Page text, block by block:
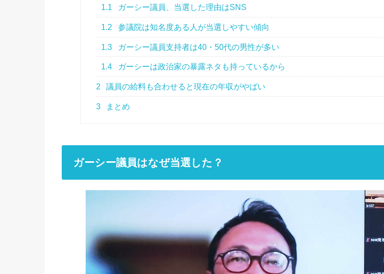
1.1 ガーシー議員、当選した理由はSNS
1.2 参議院は知名度ある人が当選しやすい傾向
1.3 ガーシー議員支持者は40・50代の男性が多い
1.4 ガーシーは政治家の暴露ネタも持っているから
2 議員の給料も合わせると現在の年収がやばい
3 まとめ
ガーシー議員はなぜ当選した？